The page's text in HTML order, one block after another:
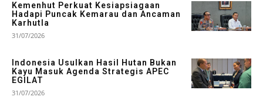
Kemenhut Perkuat Kesiapsiagaan
Hadapi Puncak Kemarau dan Ancaman
Karhutla
31/07/2026
Indonesia Usulkan Hasil Hutan Bukan
Kayu Masuk Agenda Strategis APEC
EGILAT
31/07/2026